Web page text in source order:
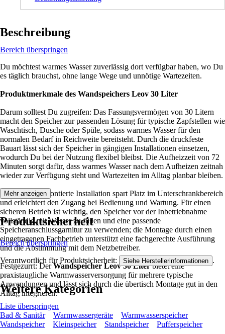
Beschreibung
Bereich überspringen
Du möchtest warmes Wasser zuverlässig dort verfügbar haben, wo Du
es täglich brauchst, ohne lange Wege und unnötige Wartezeiten.
Produktmerkmale des Wandspeichers Leov 30 Liter
Darum solltest Du zugreifen: Das Fassungsvermögen von 30 Litern
macht den Speicher zur passenden Lösung für typische Zapfstellen wie
Waschtisch, Dusche oder Spüle, sodass warmes Wasser für den
normalen Bedarf in Reichweite bereitsteht. Durch die druckfeste
Bauart lässt sich der Speicher in gängigen Installationen einsetzen,
wodurch Du bei der Nutzung flexibel bleibst. Die Aufheizzeit von 72
Minuten sorgt dafür, dass warmes Wasser nach dem Aufheizen zeitnah
wieder zur Verfügung steht und Wartezeiten im Alltag planbar bleiben.
Die übertisch montierte Installation spart Platz im Unterschrankbereich
und erleichtert den Zugang bei Bedienung und Wartung. Für einen
sicheren Betrieb ist wichtig, den Speicher vor der Inbetriebnahme
vollständig mit Wasser zu füllen und eine passende
Speicheranschlussgarnitur zu verwenden; die Montage durch einen
eingetragenen Fachbetrieb unterstützt eine fachgerechte Ausführung
und die Abstimmung mit dem Netzbetreiber.
Festgezurrt: DerWandspeicher Leov 30 Literbietet eine
praxistaugliche Warmwasserversorgung für mehrere typische
Anwendungen und lässt sich durch die übertisch Montage gut in den
Alltag integrieren.
Mehr anzeigen
Produktsicherheit
Bereich überspringen
Verantwortlich für Produktsicherheit: Siehe Herstellerinformationen .
Weitere Kategorien
Liste überspringen
Bad & Sanitär
Warmwassergeräte
Warmwasserspeicher
Wandspeicher
Kleinspeicher Standspeicher Pufferspeicher